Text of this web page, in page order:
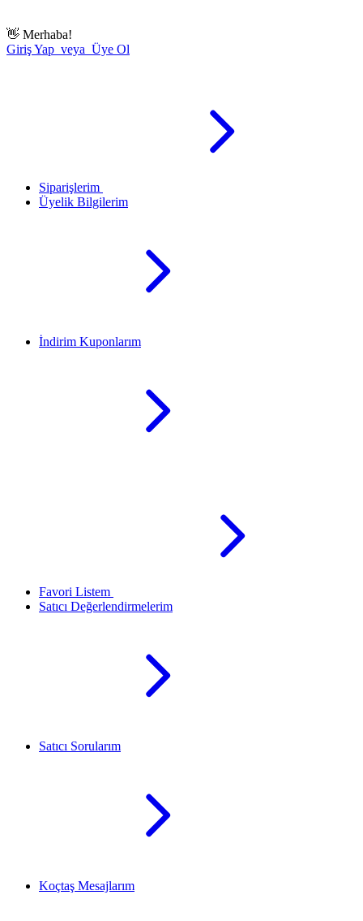
👋 Merhaba!
Giriş Yap veya Üye Ol
Siparişlerim
Üyelik Bilgilerim
İndirim Kuponlarım
Favori Listem
Satıcı Değerlendirmelerim
Satıcı Sorularım
Koçtaş Mesajlarım